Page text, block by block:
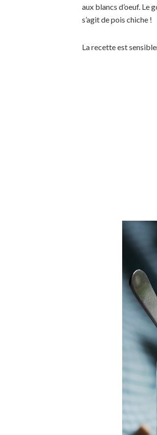
aux blancs d’oeuf. Le
s’agit de pois chiche !
La recette est